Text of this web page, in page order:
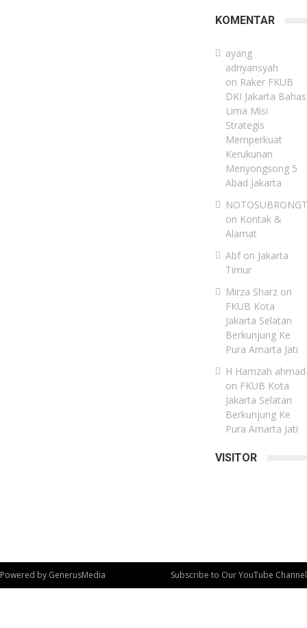
KOMENTAR
ayang
adriyansyah
on Raker FKUB
DKI Jakarta Bahas
Lima Misi
Strategis
Memperkuat
Kerukunan
Menyongsong 5
Abad Jakarta
on Kontak &
Alamat
Abfon Jakarta
Timur
Mirza Sharzon
FKUB Kota
Jakarta Selatan
Berkunjung Ke
Pura Amarta Jati
H Hamzah ahmad
on FKUB Kota
Jakarta Selatan
Berkunjung Ke
Pura Amarta Jati
VISITOR
Powered by GenerusMedia Subscribe to Our YouTube Channel